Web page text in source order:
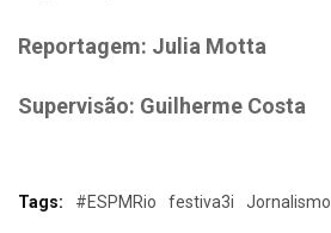
Reportagem: Julia Motta
Supervisão: Guilherme Costa
Tags: #ESPMRio festiva3i Jornalismo